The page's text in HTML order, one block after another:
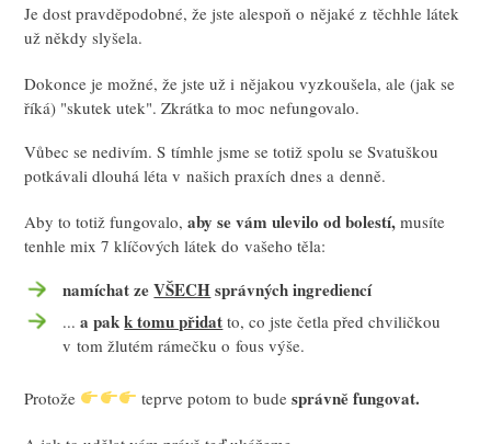
Je dost pravděpodobné, že jste alespoň o nějaké z těchhle látek
už někdy slyšela.
Dokonce je možné, že jste už i nějakou vyzkoušela, ale (jak se
říká) "skutek utek". Zkrátka to moc nefungovalo.
Vůbec se nedivím. S tímhle jsme se totiž spolu se Svatuškou
potkávali dlouhá léta v našich praxích dnes a denně.
Aby to totiž fungovalo,aby se vám ulevilo od bolestí,musíte
tenhle mix 7 klíčových látek do vašeho těla:
namíchat zeVŠECHsprávných ingrediencí
...a pakk tomu přidat to, co jste četla před chviličkou
v tom žlutém rámečku o fous výše.
Protože teprve potom to budesprávně fungovat.